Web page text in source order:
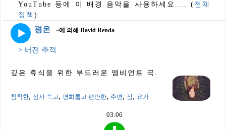
YouTube 등에 이 배경 음악을 사용하세요.... ( 전체
정책 )
평온 - ~에 의해 David Renda
> 버전 추적
깊은 휴식을 위한 부드러운 앰비언트 곡.
침착한, 심사 숙고, 평화롭고 편안한, 주변 , 잠, 요가
03:06